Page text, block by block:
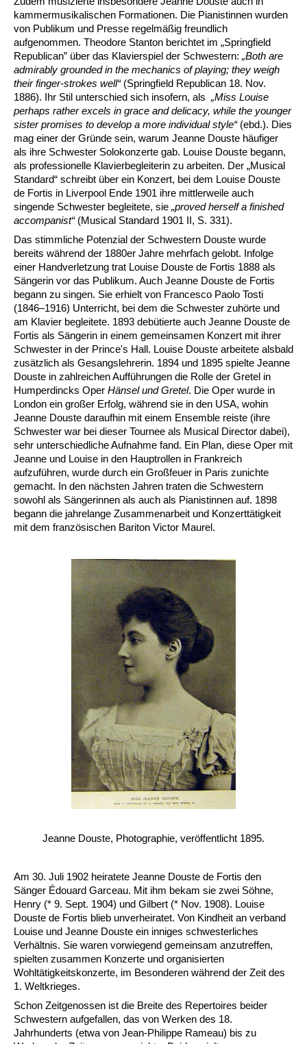
kammermusikalischen Formationen. Die Pianistinnen wurden
von Publikum und Presse regelmäßig freundlich
aufgenommen. Theodore Stanton berichtet im „Springfield
Republican” über das Klavierspiel der Schwestern: „Both are
admirably grounded in the mechanics of playing; they weigh
their finger-strokes well“(Springfield Republican 18. Nov.
1886). Ihr Stil unterschied sich insofern, als „Miss Louise
perhaps rather excels in grace and delicacy, while the younger
sister promises to develop a more individual style“(ebd.). Dies
mag einer der Gründe sein, warum Jeanne Douste häufiger
als ihre Schwester Solokonzerte gab. Louise Douste begann,
als professionelle Klavierbegleiterin zu arbeiten. Der „Musical
Standard“ schreibt über ein Konzert, bei dem Louise Douste
de Fortis in Liverpool Ende 1901 ihre mittlerweile auch
singende Schwester begleitete, sie „proved herself a finished
accompanist“(Musical Standard 1901 II, S. 331).
Das stimmliche Potenzial der Schwestern Douste wurde
bereits während der 1880er Jahre mehrfach gelobt. Infolge
einer Handverletzung trat Louise Douste de Fortis 1888 als
Sängerin vor das Publikum. Auch Jeanne Douste de Fortis
begann zu singen. Sie erhielt von Francesco Paolo Tosti
(1846–1916) Unterricht, bei dem die Schwester zuhörte und
am Klavier begleitete. 1893 debütierte auch Jeanne Douste de
Fortis als Sängerin in einem gemeinsamen Konzert mit ihrer
Schwester in der Prince's Hall. Louise Douste arbeitete alsbald
zusätzlich als Gesangslehrerin. 1894 und 1895 spielte Jeanne
Douste in zahlreichen Aufführungen die Rolle der Gretel in
Humperdincks Oper Hänsel und Gretel. Die Oper wurde in
London ein großer Erfolg, während sie in den USA, wohin
Jeanne Douste daraufhin mit einem Ensemble reiste (ihre
Schwester war bei dieser Tournee als Musical Director dabei),
sehr unterschiedliche Aufnahme fand. Ein Plan, diese Oper mit
Jeanne und Louise in den Hauptrollen in Frankreich
aufzuführen, wurde durch ein Großfeuer in Paris zunichte
gemacht. In den nächsten Jahren traten die Schwestern
sowohl als Sängerinnen als auch als Pianistinnen auf. 1898
begann die jahrelange Zusammenarbeit und Konzerttätigkeit
mit dem französischen Bariton Victor Maurel.
Jeanne Douste, Photographie, veröffentlicht 1895.
Am 30. Juli 1902 heiratete Jeanne Douste de Fortis den
Sänger Édouard Garceau. Mit ihm bekam sie zwei Söhne,
Henry (* 9. Sept. 1904) und Gilbert (* Nov. 1908). Louise
Douste de Fortis blieb unverheiratet. Von Kindheit an verband
Louise und Jeanne Douste ein inniges schwesterliches
Verhältnis. Sie waren vorwiegend gemeinsam anzutreffen,
spielten zusammen Konzerte und organisierten
Wohltätigkeitskonzerte, im Besonderen während der Zeit des
1. Weltkrieges.
Schon Zeitgenossen ist die Breite des Repertoires beider
Schwestern aufgefallen, das von Werken des 18.
Jahrhunderts (etwa von Jean-Philippe Rameau) bis zu